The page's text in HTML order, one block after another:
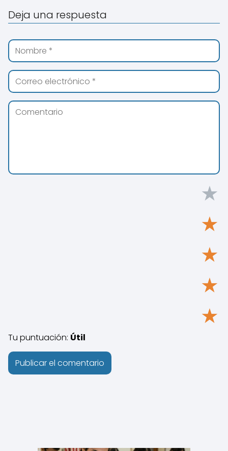
Deja una respuesta
★
★
★
★
★
Tu puntuación: Útil